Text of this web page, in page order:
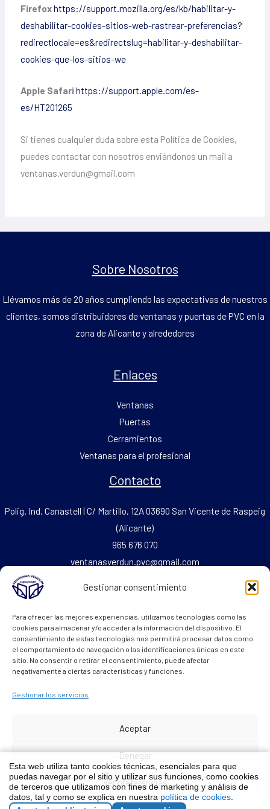
Gestionar consentimiento
Para ofrecer las mejores experiencias, utilizamos tecnologías como las
cookies para almacenar y/o acceder a la información del dispositivo. El
consentimiento de estas tecnologías nos permitirá procesar datos como
el comportamiento de navegación o las identificaciones únicas en este
sitio. No consentir o retirar el consentimiento, puede afectar
negativamente a ciertas características y funciones.
Gestionar los servicios
Aceptar
Denegar
Ver preferencias
Firefoxhttps://support.mozilla.org/es/kb/habilitar-y-
deshabilitar-cookies-sitios-web-rastrear-preferencias?
redirectlocale=es&redirectslug=habilitar-y-deshabilitar-
cookies-que-los-sitios-we
Apple Safarihttps://support.apple.com/es-
es/HT201265
Si tienes cualquier duda sobre esta Política de Cookies,
puedes contactar con nosotros enviándonos un mail a
ventanas.verdun@gmail.com
Sobre Nosotros
Llévamos más de 20 años cumpliendo las expectativas de nuestros
clientes, somos distribuidores de ventanas y puertas de PVC en la
zona de Alicante y alrededores
Enlaces
Ventanas
Puertas
Cerramientos
Ventanas para el profesional
Contacto
Polig. Ind. Canastell | C/ Martillo, 12A 03690 San Vicente de Raspeig
(Alicante)
965 676 070
ventanasverdun.pvc@gmail.com
Textos Legales
Aviso legal
Copyright © 2026 Distribuidor de Ventanas de Pvc en Alicante
Powered byinternetsinriesgos.es
Esta web utiliza tanto cookies técnicas, esenciales para que
puedas navegar por el sitio y utilizar sus funciones, como cookies
de terceros que utilizamos con fines de marketing y análisis de
datos, tal y como se explica en nuestra política de cookies